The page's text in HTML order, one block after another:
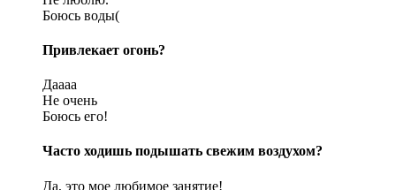
Боюсь воды(
Привлекает огонь?
Даааа
Не очень
Боюсь его!
Часто ходишь подышать свежим воздухом?
Да, это мое любимое занятие!